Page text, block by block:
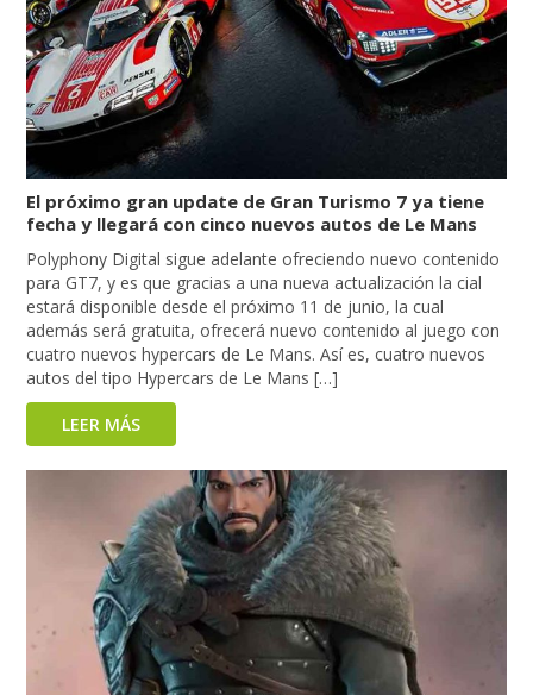
El próximo gran update de Gran Turismo 7 ya tiene
fecha y llegará con cinco nuevos autos de Le Mans
Polyphony Digital sigue adelante ofreciendo nuevo contenido
para GT7, y es que gracias a una nueva actualización la cial
estará disponible desde el próximo 11 de junio, la cual
además será gratuita, ofrecerá nuevo contenido al juego con
cuatro nuevos hypercars de Le Mans. Así es, cuatro nuevos
autos del tipo Hypercars de Le Mans […]
LEER MÁS